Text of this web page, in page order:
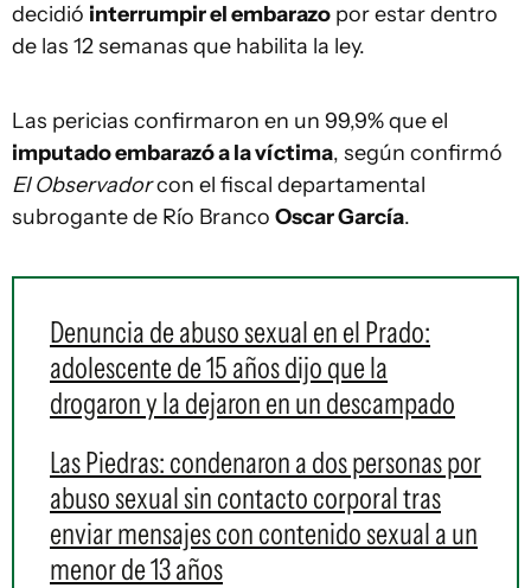
decidió interrumpir el embarazo por estar dentro
de las 12 semanas que habilita la ley.
Las pericias confirmaron en un 99,9% que el
imputado embarazó a la víctima, según confirmó
El Observadorcon el fiscal departamental
subrogante de Río Branco Oscar García.
Denuncia de abuso sexual en el Prado:
adolescente de 15 años dijo que la
drogaron y la dejaron en un descampado
Las Piedras: condenaron a dos personas por
abuso sexual sin contacto corporal tras
enviar mensajes con contenido sexual a un
menor de 13 años